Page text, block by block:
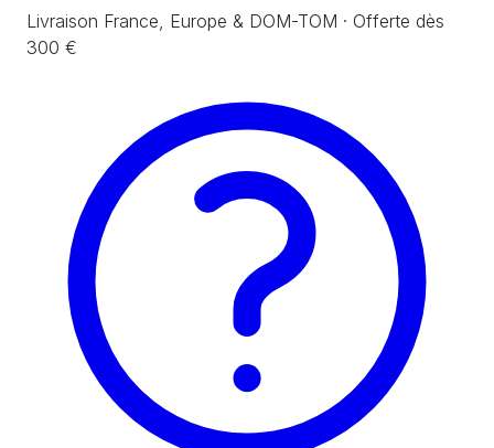
Livraison France, Europe & DOM-TOM · Offerte dès
300 €